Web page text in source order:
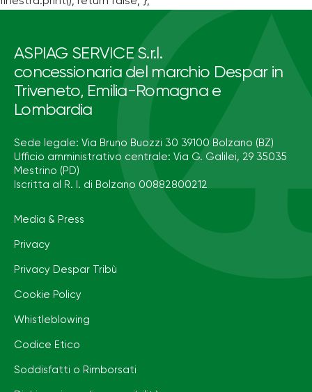
ASPIAG SERVICE S.r.l.
concessionaria del marchio Despar in
Triveneto, Emilia-Romagna e
Lombardia
Sede legale: Via Bruno Buozzi 30 39100 Bolzano (BZ)
Ufficio amministrativo centrale: Via G. Galilei, 29 35035
Mestrino (PD)
Iscritta al R. I. di Bolzano 00882800212
Media & Press
Privacy
Privacy Despar Tribù
Cookie Policy
Whistleblowing
Codice Etico
Soddisfatti o Rimborsati